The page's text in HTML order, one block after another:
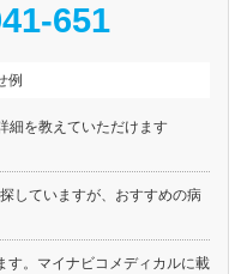
651
例
細を教えていただけます
していますが、おすすめの病
す。マイナビコメディカルに載